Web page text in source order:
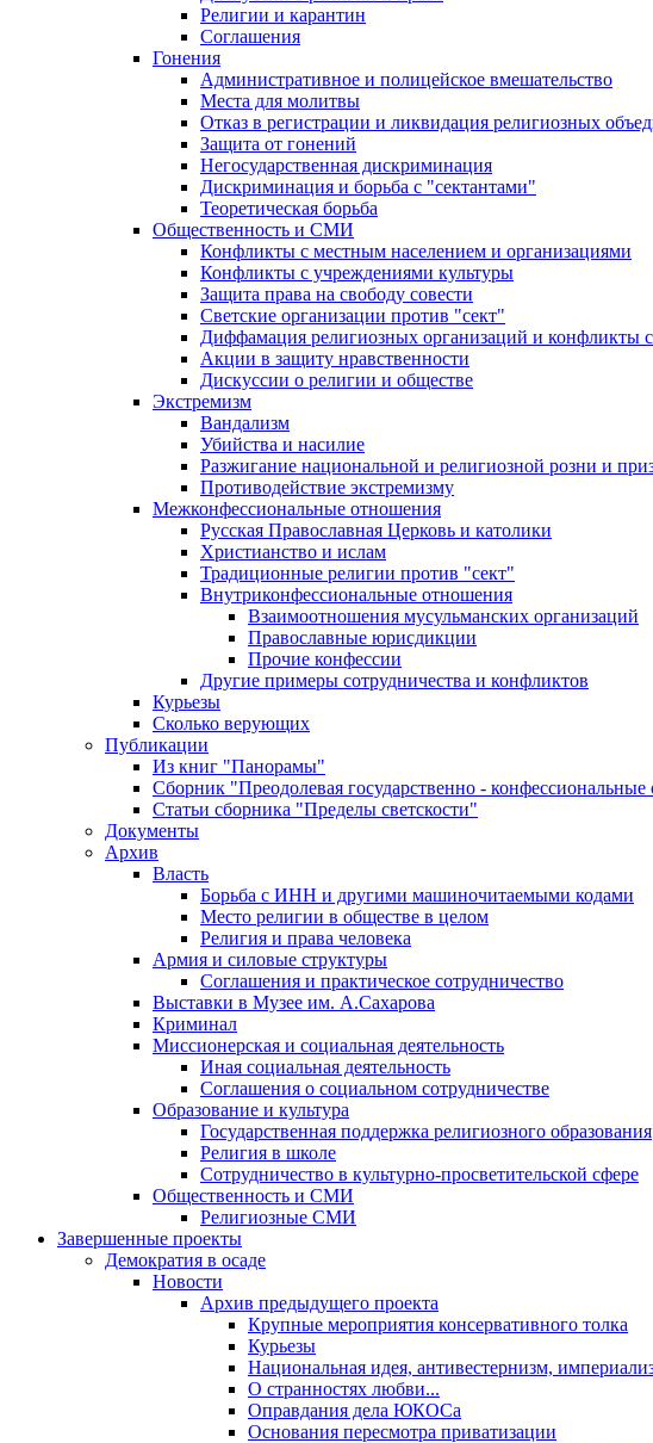
Религии и карантин
Соглашения
Гонения
Административное и полицейское вмешательство
Места для молитвы
Отказ в регистрации и ликвидация религиозных
Защита от гонений
Негосударственная дискриминация
Дискриминация и борьба с "сектантами"
Теоретическая борьба
Общественность и СМИ
Конфликты с местным населением и организациями
Конфликты с учреждениями культуры
Защита права на свободу совести
Светские организации против "сект"
Диффамация религиозных организаций и
Акции в защиту нравственности
Дискуссии о религии и обществе
Экстремизм
Вандализм
Убийства и насилие
Разжигание национальной и религиозной розни и
Противодействие экстремизму
Межконфессиональные отношения
Русская Православная Церковь и католики
Христианство и ислам
Традиционные религии против "сект"
Внутриконфессиональные отношения
Взаимоотношения мусульманских организаций
Православные юрисдикции
Прочие конфессии
Другие примеры сотрудничества и конфликтов
Курьезы
Сколько верующих
Публикации
Из книг "Панорамы"
Сборник "Преодолевая государственно -
Статьи сборника "Пределы светскости"
Документы
Архив
Власть
Борьба с ИНН и другими машиночитаемыми кодами
Место религии в обществе в целом
Религия и права человека
Армия и силовые структуры
Соглашения и практическое сотрудничество
Выставки в Музее им. А.Сахарова
Криминал
Миссионерская и социальная деятельность
Иная социальная деятельность
Соглашения о социальном сотрудничестве
Образование и культура
Государственная поддержка религиозного образования
Религия в школе
Сотрудничество в культурно-просветительской сфере
Общественность и СМИ
Религиозные СМИ
Завершенные проекты
Демократия в осаде
Новости
Архив предыдущего проекта
Крупные мероприятия консервативного толка
Курьезы
Национальная идея, антивестернизм,
О странностях любви...
Оправдания дела ЮКОСа
Основания пересмотра приватизации